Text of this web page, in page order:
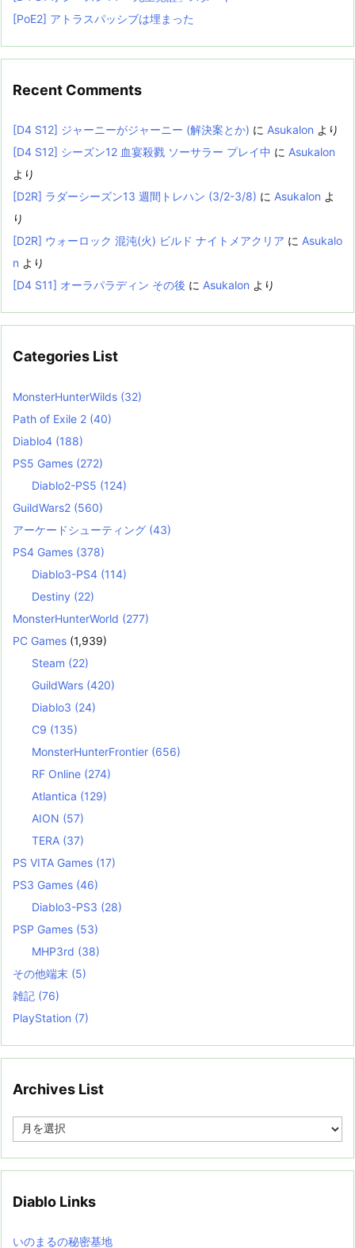
[PoE2] アトラスパッシブは埋まった
Recent Comments
[D4 S12] ジャーニーがジャーニー (解決案とか) に Asukalon より
[D4 S12] シーズン12 血宴殺戮 ソーサラー プレイ中 に Asukalon
より
[D2R] ラダーシーズン13 週間トレハン (3/2-3/8) に Asukalon よ
り
[D2R] ウォーロック 混沌(火) ビルド ナイトメアクリア に Asukalo
n より
[D4 S11] オーラパラディン その後 に Asukalon より
Categories List
MonsterHunterWilds (32)
Path of Exile 2 (40)
Diablo4 (188)
PS5 Games (272)
Diablo2-PS5 (124)
GuildWars2 (560)
アーケードシューティング (43)
PS4 Games (378)
Diablo3-PS4 (114)
Destiny (22)
MonsterHunterWorld (277)
PC Games (1,939)
Steam (22)
GuildWars (420)
Diablo3 (24)
C9 (135)
MonsterHunterFrontier (656)
RF Online (274)
Atlantica (129)
AION (57)
TERA (37)
PS VITA Games (17)
PS3 Games (46)
Diablo3-PS3 (28)
PSP Games (53)
MHP3rd (38)
その他端末 (5)
雑記 (76)
PlayStation (7)
Archives List
e
i
Diablo Links
いのまるの秘密基地